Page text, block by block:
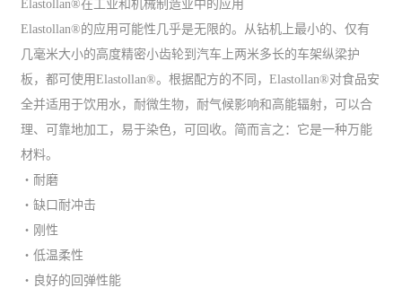
Elastollan®在工业和机械制造业中的应用
Elastollan®的应用可能性几乎是无限的。从钻机上最小的、仅有
几毫米大小的高度精密小齿轮到汽车上两米多长的车架纵梁护
板，都可使用Elastollan®。根据配方的不同，Elastollan®对食品安
全并适用于饮用水，耐微生物，耐气候影响和高能辐射，可以合
理、可靠地加工，易于染色，可回收。简而言之：它是一种万能
材料。
・耐磨
・缺口耐冲击
・刚性
・低温柔性
・良好的回弹性能